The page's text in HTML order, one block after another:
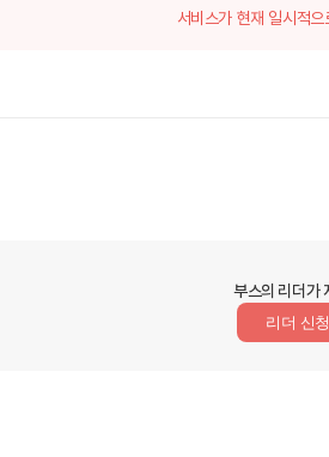
서비스가 현재 일시적
부스의 리더가
리더 신